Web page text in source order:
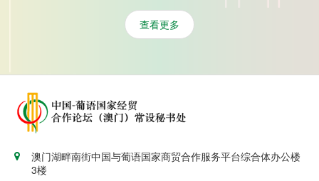
查看更多
澳门湖畔南街中国与葡语国家商贸合作服务平台综合体办公楼
3楼